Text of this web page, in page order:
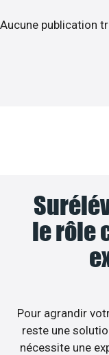
Aucune publication
le rôle
Pour agrandir
reste une
nécessite une